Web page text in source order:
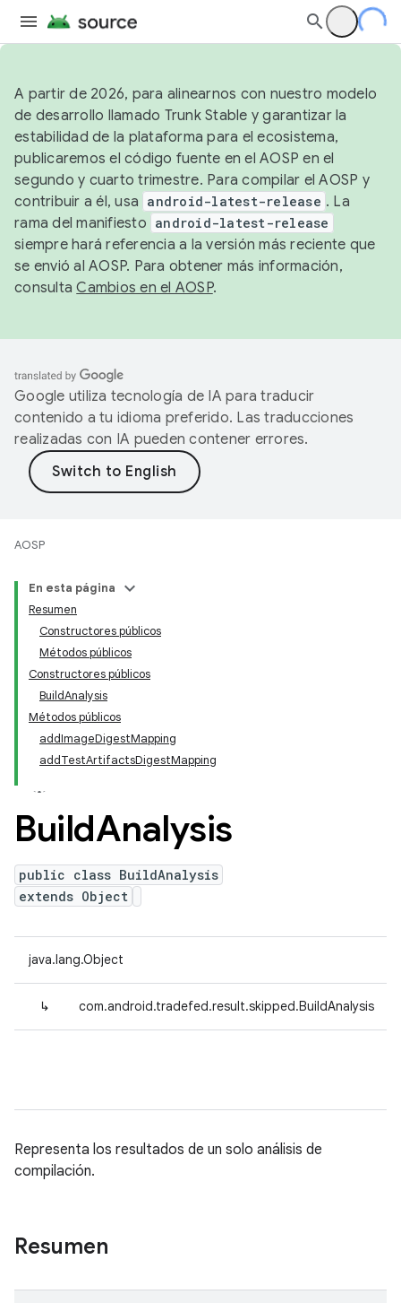
A partir de 2026, para alinearnos con nuestro modelo
de desarrollo llamado Trunk Stable y garantizar la
estabilidad de la plataforma para el ecosistema,
publicaremos el código fuente en el AOSP en el
segundo y cuarto trimestre. Para compilar el AOSP y
contribuir a él, usa android-latest-release . La
rama del manifiesto android-latest-release
siempre hará referencia a la versión más reciente que
se envió al AOSP. Para obtener más información,
consultaCambios en el AOSP.
Google utiliza tecnología de IA para traducir
contenido a tu idioma preferido. Las traducciones
realizadas con IA pueden contener errores.
AOSP
En esta página
Resumen
Constructores públicos
Métodos públicos
Constructores públicos
BuildAnalysis
Métodos públicos
addImageDigestMapping
addTestArtifactsDigestMapping
BuildAnalysis
public class BuildAnalysis
extends Object
java.lang.Object
↳ com.android.tradefed.result.skipped.BuildAnalysis
Representa los resultados de un solo análisis de
compilación.
Resumen